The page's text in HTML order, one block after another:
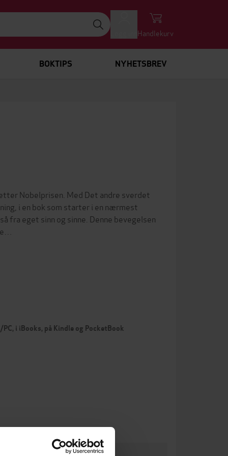
Handlekurv
BOKTIPS NYHETSBREV
Nobelprisen. Med Det andre sverdet
i en bok som starter i en nærmest
fra eget sinn og sinne. Denne bevegelsen
i iBooks, på Kindle og PocketBook